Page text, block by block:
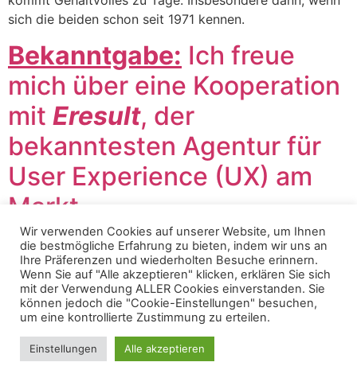
sich die beiden schon seit 1971 kennen.
Bekanntgabe: Ich freue
mich über eine Kooperation
mit Eresult, der
bekanntesten Agentur für
User Experience (UX) am
Markt.
Bekanntgabe: Ich freue mich über eine Kooperation mit
Eresult
Wir verwenden Cookies auf unserer Website, um Ihnen
die bestmögliche Erfahrung zu bieten, indem wir uns an
Ihre Präferenzen und wiederholten Besuche erinnern.
Wenn Sie auf "Alle akzeptieren" klicken, erklären Sie sich
mit der Verwendung ALLER Cookies einverstanden. Sie
können jedoch die "Cookie-Einstellungen" besuchen,
um eine kontrollierte Zustimmung zu erteilen.
Einstellungen Alle akzeptieren